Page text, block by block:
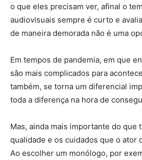
o que eles precisam ver, afinal o
audiovisuais sempre é curto e
de maneira demorada não é uma
Em tempos de pandemia, em que
são mais complicados para
também, se torna um diferencial
toda a diferença na hora de
Mas, ainda mais importante do que
qualidade e os cuidados que o ator
Ao escolher um monólogo, por